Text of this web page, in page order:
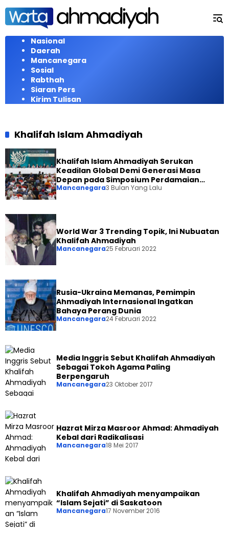
Langsung
konten
Nasional
Daerah
Mancanegara
Sosial
Rabthah
Siaran Pers
Kirim Tulisan
Khalifah Islam Ahmadiyah
Khalifah Islam Ahmadiyah Serukan
Keadilan Global Demi Generasi Masa
Depan pada Simposium Perdamaian
Inggris 2026
Mancanegara3 Bulan Yang Lalu
World War 3 Trending Topik, Ini Nubuatan
Khalifah Ahmadiyah
Mancanegara25 Februari 2022
Rusia-Ukraina Memanas, Pemimpin
Ahmadiyah Internasional Ingatkan
Bahaya Perang Dunia
Mancanegara24 Februari 2022
Media Inggris Sebut Khalifah Ahmadiyah
Sebagai Tokoh Agama Paling
Berpengaruh
Mancanegara23 Oktober 2017
Hazrat Mirza Masroor Ahmad: Ahmadiyah
Kebal dari Radikalisasi
Mancanegara18 Mei 2017
Khalifah Ahmadiyah menyampaikan
“Islam Sejati” di Saskatoon
Mancanegara17 November 2016